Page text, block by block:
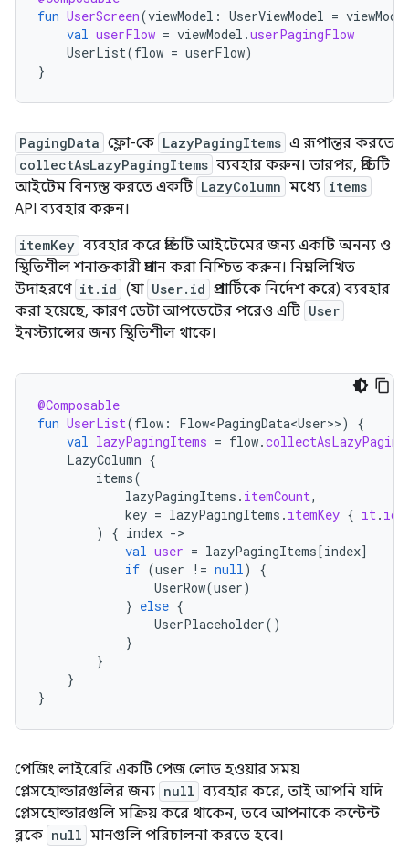
fun UserScreen(viewModel : UserViewModel =
val userFlow = viewModel .userPagingFlow
UserList(flow = userFlow)
}
PagingData ফ্লো-কে LazyPagingItems এ রূপান্তর করতে
collectAsLazyPagingItems ব্যবহার করুন। তারপর, প্রতিটি
আইটেম বিন্যস্ত করতে একটি LazyColumn মধ্যে items
API ব্যবহার করুন।
itemKey ব্যবহার করে প্রতিটি আইটেমের জন্য একটি অনন্য ও
স্থিতিশীল শনাক্তকারী প্রদান করা নিশ্চিত করুন। নিম্নলিখিত
উদাহরণে it.id (যা User.id প্রপার্টিকে নির্দেশ করে) ব্যবহার
করা হয়েছে, কারণ ডেটা আপডেটের পরেও এটি User
ইনস্ট্যান্সের জন্য স্থিতিশীল থাকে।
@Composable
fun UserList(flow : Flow<PagingData<User>>)
{
val lazyPagingItems = flow.
LazyColumn {
items(
lazyPagingItems . itemCount,
key = lazyPagingItems . itemKey { it. id
)
{ index -
val user = lazyPagingItems [index]
if (user != null)
{
UserRow(user)
} else {
UserPlaceholder()
}
}
}
}
পেজিং লাইব্রেরি একটি পেজ লোড হওয়ার সময়
প্লেসহোল্ডারগুলির জন্য null ব্যবহার করে, তাই আপনি যদি
প্লেসহোল্ডারগুলি সক্রিয় করে থাকেন, তবে আপনাকে কন্টেন্ট
ব্লকে null মানগুলি পরিচালনা করতে হবে।